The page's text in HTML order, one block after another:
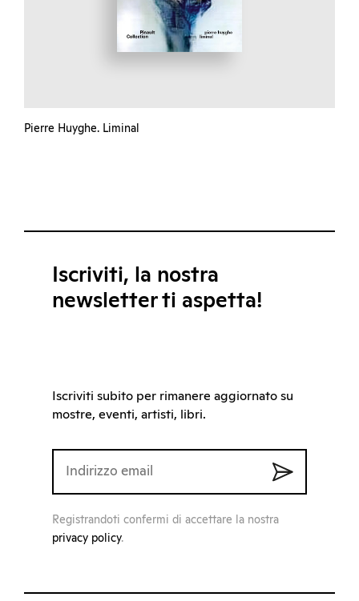
Pierre Huyghe. Liminal
Iscriviti, la nostra
newsletter ti aspetta!
Iscriviti subito per rimanere aggiornato su
mostre, eventi, artisti, libri.
Registrandoti confermi di accettare la nostra
privacy policy.